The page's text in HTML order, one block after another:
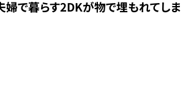
婦で暮らす2DKが物で埋もれてしま